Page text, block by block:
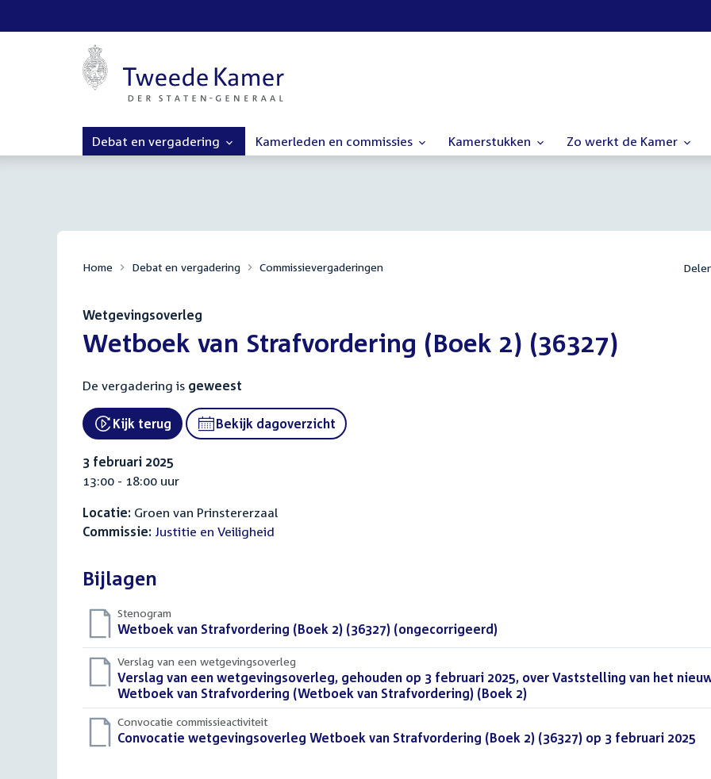
Debat en vergadering Kamerleden en commissies Kamerstukken Zo werkt de Kamer
Home Debat en vergadering Commissievergaderingen
Wetgevingsoverleg
:Wetboek van Strafvordering (Boek 2) (36327)
De vergadering is geweest
External link:
Kijk terug Bekijk dagoverzicht
3 februari 2025
13:00 - 18:00 uur
Locatie: Groen van Prinstererzaal
Commissie: Justitie en Veiligheid
Bijlagen
Stenogram
Download
bestand:
Wetboek van Strafvordering (Boek 2) (36327) (ongecorrigeerd)
Verslag van een wetgevingsoverleg
Download
bestand:
Verslag van een wetgevingsoverleg, gehouden op 3 februari 2025, over Vaststelling van het
Wetboek van Strafvordering (Wetboek van Strafvordering) (Boek 2)
Convocatie commissieactiviteit
Download
Convocatie wetgevingsoverleg Wetboek van Strafvordering (Boek 2) (36327) op 3 februari 2025